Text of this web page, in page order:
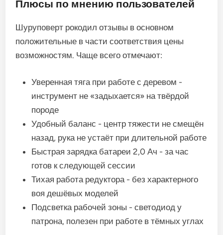
Плюсы по мнению пользователей
Шуруповерт рокодил отзывы в основном
положительные в части соответствия цены
возможностям. Чаще всего отмечают:
Уверенная тяга при работе с деревом -
инструмент не «задыхается» на твёрдой
породе
Удобный баланс - центр тяжести не смещён
назад, рука не устаёт при длительной работе
Быстрая зарядка батареи 2,0 Ач - за час
готов к следующей сессии
Тихая работа редуктора - без характерного
воя дешёвых моделей
Подсветка рабочей зоны - светодиод у
патрона, полезен при работе в тёмных углах